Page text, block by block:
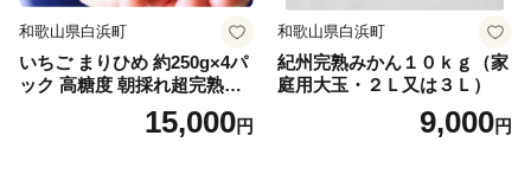
える」「町をかえる」「古里へかえる」「栄える」とい
う5つの”かえる”にひっかけ、ネーミングしています。
農業は、温暖な気候を活かし、ミニトマトなど野菜を中
和歌山県白浜町
いちご まりひめ 約250g×4パ
ック 高糖度 朝採れ超完熟ま
りひめ 1月以降発送分
15,000円
和歌山県白浜町
紀州完熟みかん１０ｋｇ（家
庭用大玉・２Ｌ又は３Ｌ）
9,000円